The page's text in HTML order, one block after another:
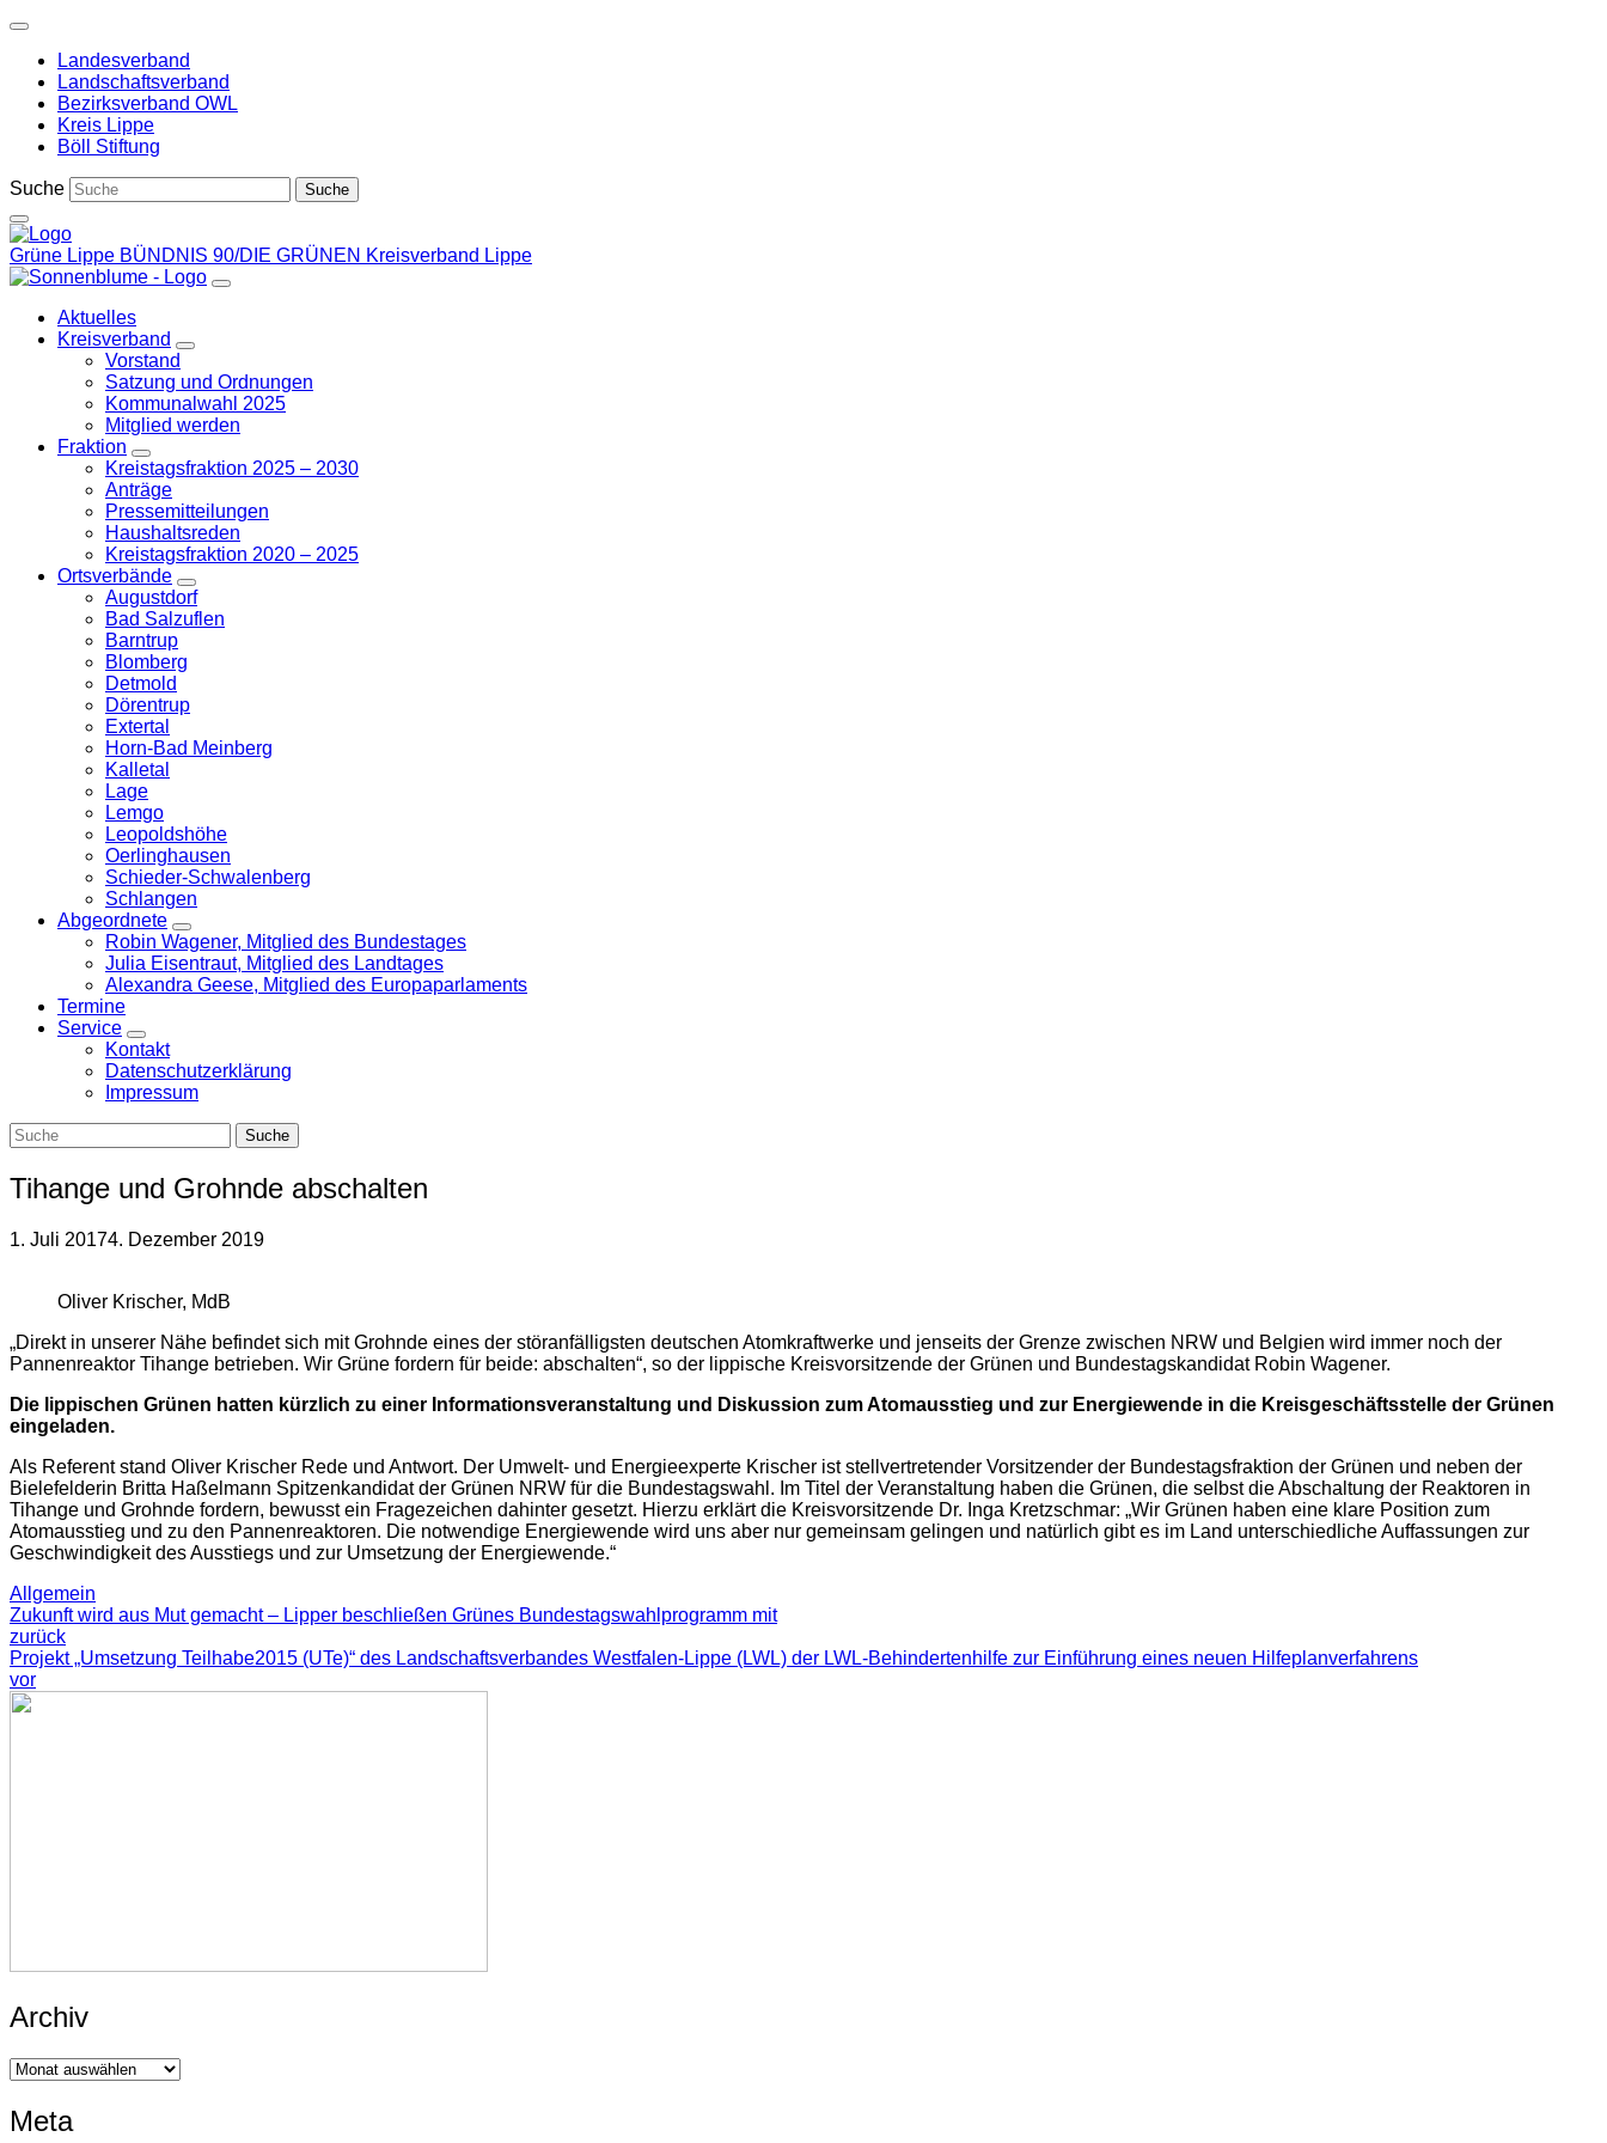
Weiter
Inhalt
Landesverband
Landschaftsverband
Bezirksverband OWL
Kreis Lippe
Böll Stiftung
Suche
Grüne Lippe BÜNDNIS 90/DIE GRÜNEN Kreisverband Lippe
Aktuelles
Kreisverband
Zeige
Untermenü
Vorstand
Satzung und Ordnungen
Kommunalwahl 2025
Mitglied werden
Fraktion
Zeige
Untermenü
Kreistagsfraktion 2025 – 2030
Anträge
Pressemitteilungen
Haushaltsreden
Kreistagsfraktion 2020 – 2025
Ortsverbände
Zeige
Untermenü
Augustdorf
Bad Salzuflen
Barntrup
Blomberg
Detmold
Dörentrup
Extertal
Horn-Bad Meinberg
Kalletal
Lage
Lemgo
Leopoldshöhe
Oerlinghausen
Schieder-Schwalenberg
Schlangen
Abgeordnete
Zeige
Untermenü
Robin Wagener, Mitglied des Bundestages
Julia Eisentraut, Mitglied des Landtages
Alexandra Geese, Mitglied des Europaparlaments
Termine
Service
Zeige
Untermenü
Kontakt
Datenschutzerklärung
Impressum
Tihange und Grohnde abschalten
1. Juli 20174. Dezember 2019
Oliver Krischer, MdB
„Direkt in unserer Nähe befindet sich mit Grohnde eines der störanfälligsten deutschen Atomkraftwerke und jenseits der Grenze zwischen NRW und Belgien wird immer noch der
Pannenreaktor Tihange betrieben. Wir Grüne fordern für beide: abschalten“, so der lippische Kreisvorsitzende der Grünen und Bundestagskandidat Robin Wagener.
Die lippischen Grünen hatten kürzlich zu einer Informationsveranstaltung und Diskussion zum Atomausstieg und zur Energiewende in die Kreisgeschäftsstelle der Grünen
eingeladen.
Als Referent stand Oliver Krischer Rede und Antwort. Der Umwelt- und Energieexperte Krischer ist stellvertretender Vorsitzender der Bundestagsfraktion der Grünen und neben der
Bielefelderin Britta Haßelmann Spitzenkandidat der Grünen NRW für die Bundestagswahl. Im Titel der Veranstaltung haben die Grünen, die selbst die Abschaltung der Reaktoren in
Tihange und Grohnde fordern, bewusst ein Fragezeichen dahinter gesetzt. Hierzu erklärt die Kreisvorsitzende Dr. Inga Kretzschmar: „Wir Grünen haben eine klare Position zum
Atomausstieg und zu den Pannenreaktoren. Die notwendige Energiewende wird uns aber nur gemeinsam gelingen und natürlich gibt es im Land unterschiedliche Auffassungen zur
Geschwindigkeit des Ausstiegs und zur Umsetzung der Energiewende.“
Allgemein
Zukunft wird aus Mut gemacht – Lipper beschließen Grünes Bundestagswahlprogramm mit
zurück
Projekt „Umsetzung Teilhabe2015 (UTe)“ des Landschaftsverbandes Westfalen-Lippe (LWL) der LWL-Behindertenhilfe zur Einführung eines neuen Hilfeplanverfahrens
vor
Archiv
Archiv
Meta